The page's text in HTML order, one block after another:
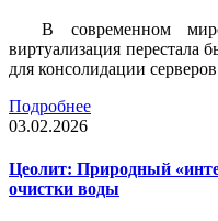
В современном
виртуализация перестала
для консолидации серверов
Подробнее
03.02.2026
Цеолит: Природный
очистки воды